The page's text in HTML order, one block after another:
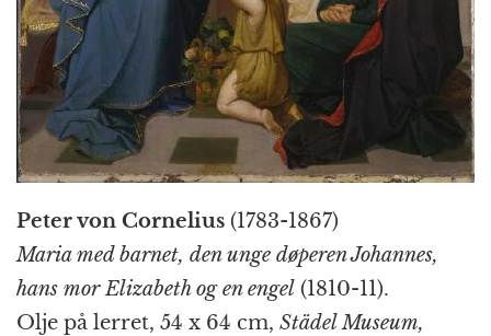
Peter von Cornelius (1783-1867)
Maria med barnet, den unge døperen Johannes,
hans mor Elizabeth og en engel (1810-11).
Olje på lerret, 54 x 64 cm, Städel Museum,